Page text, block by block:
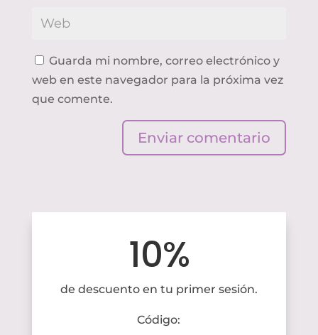
Guarda mi nombre, correo electrónico y
web en este navegador para la próxima vez
que comente.
Enviar comentario
10%
de descuento en tu primer sesión.
Código: